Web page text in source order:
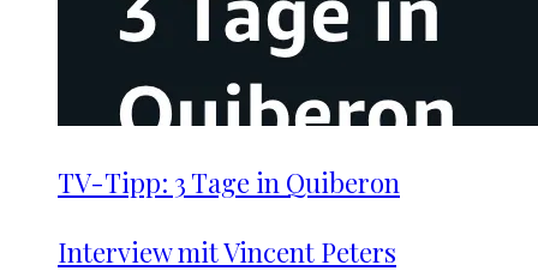
TV-Tipp: 3 Tage in Quiberon
Interview mit Vincent Peters